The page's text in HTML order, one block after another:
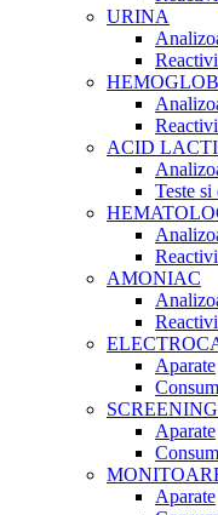
URINA
ACID
Teste
AMONIAC
Aparate
Aparate
Aparate